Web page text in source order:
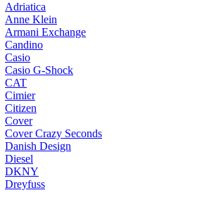
Adriatica
Anne Klein
Armani Exchange
Candino
Casio
Casio G-Shock
CAT
Cimier
Citizen
Cover
Cover Crazy Seconds
Danish Design
Diesel
DKNY
Dreyfuss